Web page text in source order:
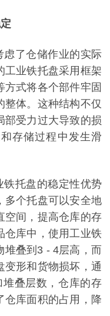
了仓储作业的实际
工业铁托盘采用框架
式将各个部件牢固
整体。这种结构不仅
部受力过大导致的损
存储过程中发生滑
托盘的稳定性优势
多个托盘可以安全地
空间，提高仓库的存
仓库中，使用工业铁
叠到 3 - 4层高，而
变形和货物损坏，通
叠层数，仓库的存
仓库面积的占用，降